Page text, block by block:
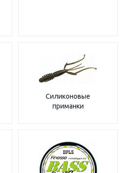
Силиконовые
приманки